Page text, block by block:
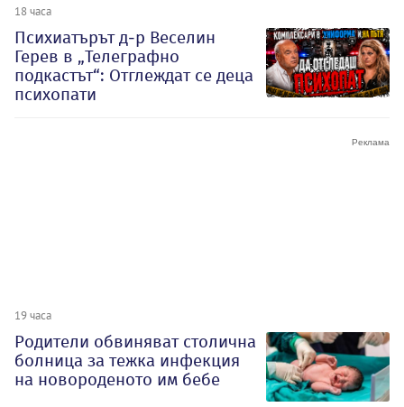
18 часа
Психиатърът д-р Веселин
Герев в „Телеграфно
подкастът“: Отглеждат се деца
психопати
19 часа
Родители обвиняват столична
болница за тежка инфекция
на новороденото им бебе